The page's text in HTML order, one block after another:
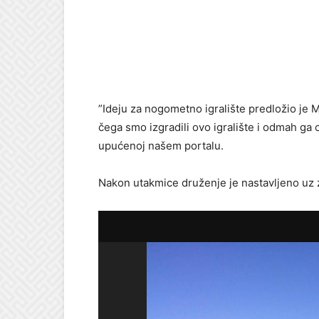
”Ideju za nogometno igralište predložio je
čega smo izgradili ovo igralište i odmah
upućenoj našem portalu.
Nakon utakmice druženje je nastavljeno